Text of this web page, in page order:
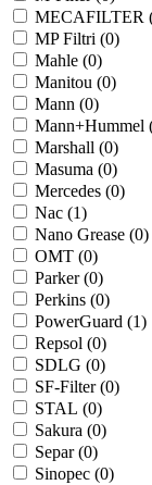
MECAFILTER
MP Filtri (0)
Mahle (0)
Manitou (0)
Mann (0)
Mann+Hummel
Marshall (0)
Masuma (0)
Mercedes (0)
Nac (1)
Nano Grease (0)
OMT (0)
Parker (0)
Perkins (0)
PowerGuard (1)
Repsol (0)
SDLG (0)
SF-Filter (0)
STAL (0)
Sakura (0)
Separ (0)
Sinopec (0)